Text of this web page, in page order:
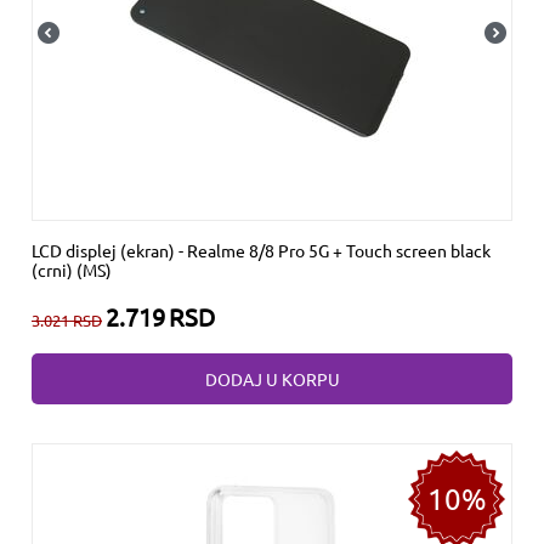
LCD displej (ekran) - Realme 8/8 Pro 5G + Touch screen black
(crni) (MS)
3.021RSD 2.719RSD
DODAJ U KORPU
10%